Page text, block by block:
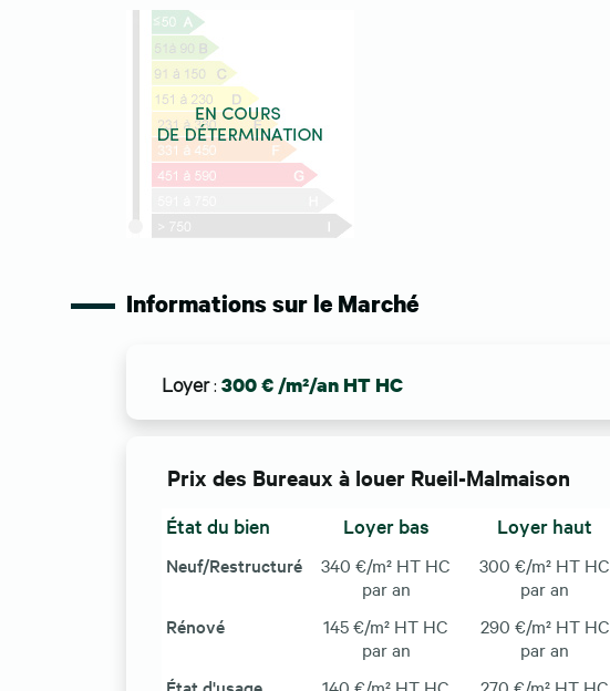
Informations sur le Marché
Loyer: 300 € /m²/an HT HC
Prix des Bureaux à louer Rueil-Malmaison
État du bien Loyer bas Loyer haut
Neuf/Restructuré
340 €/m² HT HC
par an
300 €/m² HT HC
par an
Rénové
145 €/m² HT HC
par an
290 €/m² HT HC
par an